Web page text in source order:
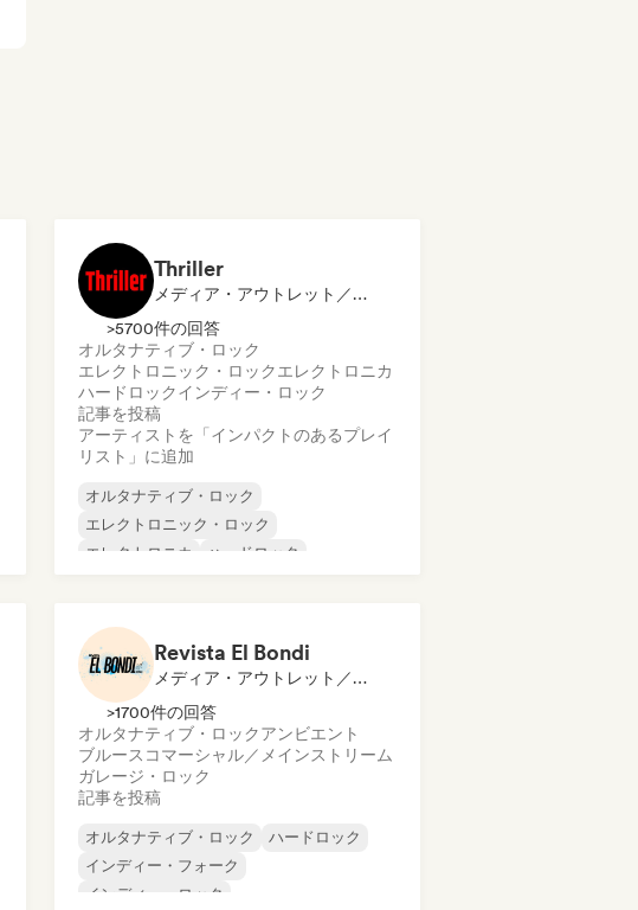
Thriller
メディア・アウトレット／ジャーナリスト, プレイリスト・キュレーター
>5700件の回答
オルタナティブ・ロック
エレクトロニック・ロックエレクトロニカ
ハードロックインディー・ロック
記事を投稿
アーティストを「インパクトのあるプレイ
リスト」に追加
オルタナティブ・ロック
エレクトロニック・ロック
エレクトロニカ
ハードロック
プログレッシブ・ロック
Revista El Bondi
メディア・アウトレット／ジャーナリスト
>1700件の回答
オルタナティブ・ロックアンビエント
ブルース コマーシャル／メインストリーム
ガレージ・ロック
記事を投稿
オルタナティブ・ロック
ハードロック
インディー・フォーク
インディー・ロック